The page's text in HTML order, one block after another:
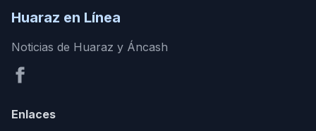
Huaraz en Línea
Noticias de Huaraz y Áncash
Enlaces